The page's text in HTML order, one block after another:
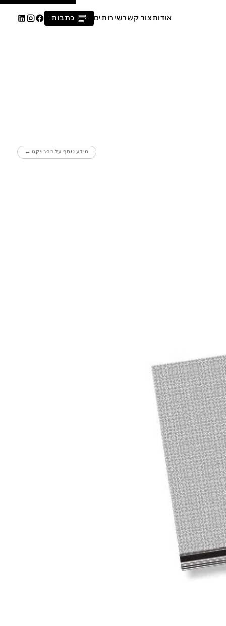
אודותצור קשרשירותים כתבות
מידע נוסף על הפרויקט ←